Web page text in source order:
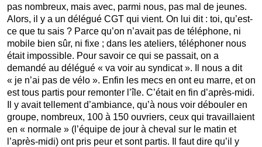
pas nombreux, mais avec, parmi nous, pas mal de jeunes.
Alors, il y a un délégué CGT qui vient. On lui dit : toi, qu’est-
ce que tu sais ? Parce qu’on n’avait pas de téléphone, ni
mobile bien sûr, ni fixe ; dans les ateliers, téléphoner nous
était impossible. Pour savoir ce qui se passait, on a
demandé au délégué « va voir au syndicat ». Il nous a dit
« je n’ai pas de vélo ». Enfin les mecs en ont eu marre, et on
est tous partis pour remonter l’île. C’était en fin d’après-midi.
Il y avait tellement d’ambiance, qu’à nous voir débouler en
groupe, nombreux, 100 à 150 ouvriers, ceux qui travaillaient
en « normale » (l’équipe de jour à cheval sur le matin et
l’après-midi) ont pris peur et sont partis. Il faut dire qu’il y